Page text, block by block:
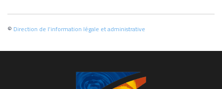
© Direction de l’information légale et administrative